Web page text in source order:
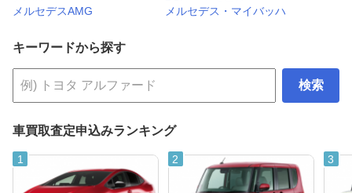
メルセデスAMG
メルセデス・マイバッハ
キーワードから探す
検索
車買取査定申込みランキング